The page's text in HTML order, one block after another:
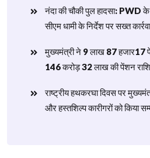
नंदा की चौकी पुल हादसा: PWD
सीएम धामी के निर्देश पर सख्त
मुख्यमंत्री ने 9 लाख 87 हजार17
146 करोड़ 32 लाख की पेंशन
राष्ट्रीय हथकरघा दिवस पर
और हस्तशिल्प कारीगरों को किया